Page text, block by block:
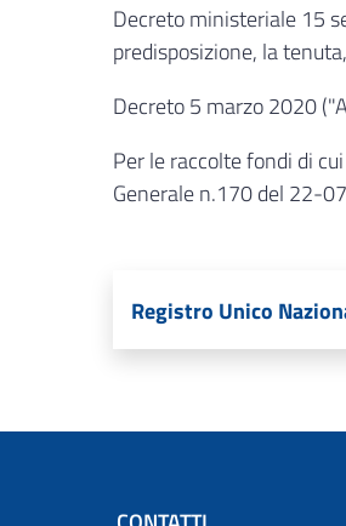
Decreto ministeriale 15
predisposizione, la
Decreto 5 marzo 2020
Per le raccolte fondi di
Generale n.170 del 22-
Registro Unico